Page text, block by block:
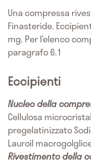
Una compressa
Finasteride.
mg. Per l’elenco
paragrafo 6.1
Eccipienti
Nucleo della
Cellulosa
pregelatinizzato
Lauroil
Rivestimento della